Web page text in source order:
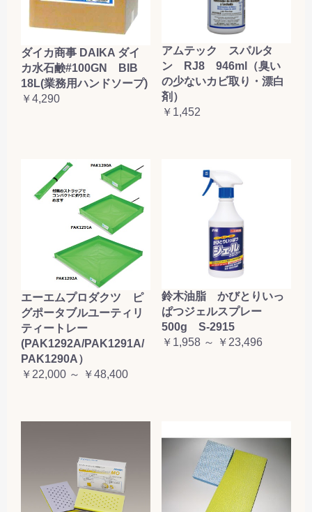
ダイカ商事 DAIKA ダイ
カ水石鹸#100GN BIB
18L(業務用ハンドソープ)
￥4,290
アムテック スパルタ
ン RJ8 946ml（臭い
の少ないカビ取り・漂白
剤）
￥1,452
エーエムプロダクツ ピ
グポータブルユーティリ
ティートレー
(PAK1292A/PAK1291A/
PAK1290A）
￥22,000 ～ ￥48,400
鈴木油脂 かびとりいっ
ぱつジェルスプレー
500g S-2915
￥1,958 ～ ￥23,496